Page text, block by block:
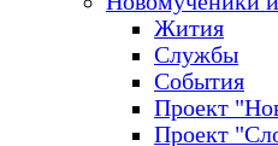
Жития
Службы
События
Проект
Проект